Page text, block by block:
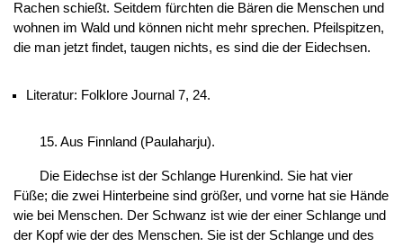
Rachen schießt. Seitdem fürchten die Bären die Menschen und
wohnen im Wald und können nicht mehr sprechen. Pfeilspitzen,
die man jetzt findet, taugen nichts, es sind die der Eidechsen.
Literatur: Folklore Journal 7, 24.
15. Aus Finnland (Paulaharju).
Die Eidechse ist der Schlange Hurenkind. Sie hat vier
Füße; die zwei Hinterbeine sind größer, und vorne hat sie Hände
wie bei Menschen. Der Schwanz ist wie der einer Schlange und
der Kopf wie der des Menschen. Sie ist der Schlange und des